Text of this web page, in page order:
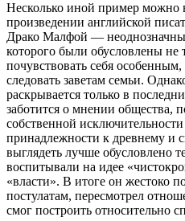
Несколько иной пример можно
произведении английской
Драко Малфой —
которого были обусловлены не
почувствовать себя
следовать заветам семьи.
раскрывается только в
заботится о мнении общества,
собственной
принадлежности к древнему и
выглядеть лучше обусловлено
воспитывали на идее
«власти». В итоге он жестоко
постулатам, пересмотрел
смог построить относительно